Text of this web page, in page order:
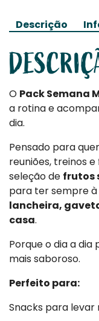
Descrição
O Pack Semana
a rotina e
dia.
Pensado para
reuniões, treinos
seleção de frutos
para ter sempre à
lancheira,
casa.
Porque o dia a dia
mais saboroso.
Perfeito para:
Snacks para levar